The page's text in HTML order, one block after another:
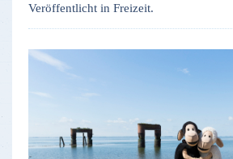
Veröffentlicht in Freizeit.